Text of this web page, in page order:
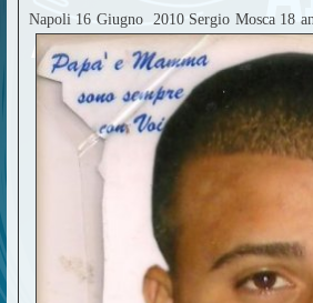
Napoli 16 Giugno 2010 Sergio Mosca 18